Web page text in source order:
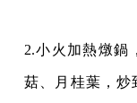
2.小火加熱燉鍋
菇、月桂葉，炒